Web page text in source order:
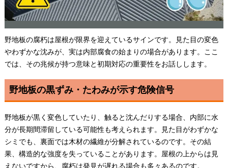
野地板の腐朽は屋根が限界を迎えているサインです。見た目の変色
やわずかな沈みが、実は内部腐食の始まりの場合があります。ここ
では、その兆候が持つ意味と初期対応の重要性をお話しします。
野地板の黒ずみ・たわみが示す危険信号
野地板が黒く変色していたり、触ると沈んだりする場合、内部に水
分が長期間滞留している可能性も考えられます。見た目がわずかな
シミでも、裏面では木材の繊維が分解されているのです。その結
果、構造的な強度を失っていることがあります。屋根の上からは見
えないですから、腐朽は発見が遅れる場合も多々あるのです。